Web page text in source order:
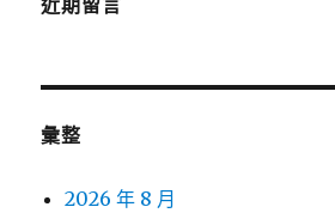
近期留言
彙整
2026 年 8 月